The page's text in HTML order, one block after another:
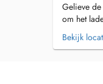
Gelieve
om het
Bekijk